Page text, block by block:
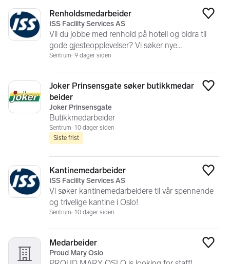
Renholdsmedarbeider
ISS Facility Services AS
Vil du jobbe med renhold på hotell og bidra til
gode gjesteopplevelser? Vi søker nye
servicemedarbeidere i Stor-Oslo!
Sentrum 9 dager siden
Joker Prinsensgate søker butikkmedar
beider
Joker Prinsensgate
Butikkmedarbeider
Sentrum 10 dager siden
Siste frist
Kantinemedarbeider
ISS Facility Services AS
Vi søker kantinemedarbeidere til vår spennende
og trivelige kantine i Oslo!
Sentrum 10 dager siden
Medarbeider
Proud Mary Oslo